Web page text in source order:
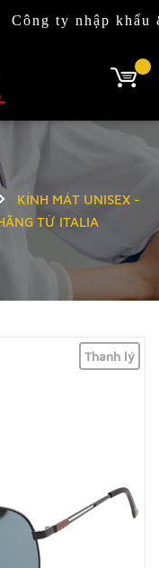
ty nhập khẩu &
KÍNH MÁT UNISEX -
TỪ ITALIA
Thanh lý